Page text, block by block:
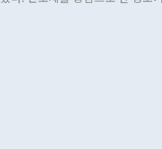
월권을 제어해야 한다는 목소리
점에서 흘러간 선(先)비핵화만
억달러를 넘어섰다. 상품수입